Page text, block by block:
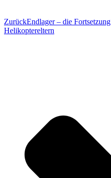
ZurückEndlager – die Fortsetzung
Helikoptereltern